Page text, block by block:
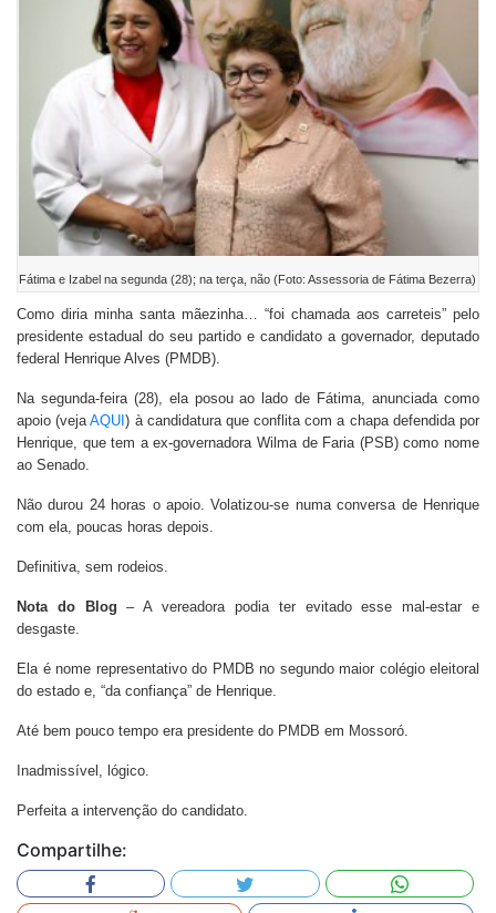
Fátima e Izabel na segunda (28); na terça, não (Foto: Assessoria de Fátima Bezerra)
Como diria minha santa mãezinha… “foi chamada aos carreteis” pelo
presidente estadual do seu partido e candidato a governador, deputado
federal Henrique Alves (PMDB).
Na segunda-feira (28), ela posou ao lado de Fátima, anunciada como
apoio (vejaAQUI) à candidatura que conflita com a chapa defendida por
Henrique, que tem a ex-governadora Wilma de Faria (PSB) como nome
ao Senado.
Não durou 24 horas o apoio. Volatizou-se numa conversa de Henrique
com ela, poucas horas depois.
Definitiva, sem rodeios.
Nota do Blog – A vereadora podia ter evitado esse mal-estar e
desgaste.
Ela é nome representativo do PMDB no segundo maior colégio eleitoral
do estado e, “da confiança” de Henrique.
Até bem pouco tempo era presidente do PMDB em Mossoró.
Inadmissível, lógico.
Perfeita a intervenção do candidato.
Compartilhe: